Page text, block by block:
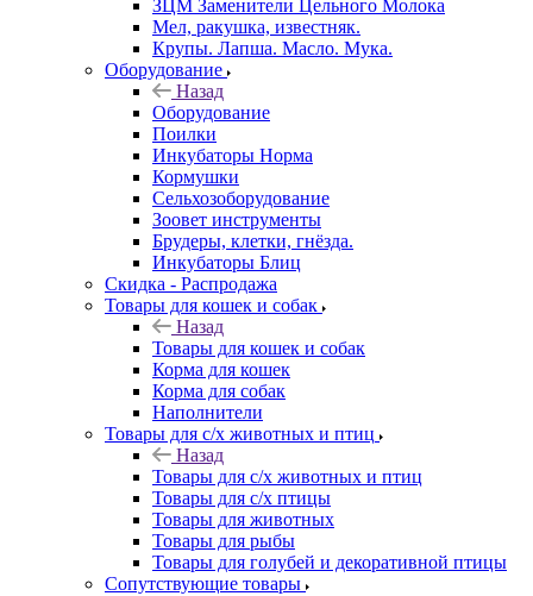
ЗЦМ Заменители Цельного Молока
Мел, ракушка, известняк.
Крупы. Лапша. Масло. Мука.
Оборудование
Назад
Оборудование
Поилки
Инкубаторы Норма
Кормушки
Сельхозоборудование
Зоовет инструменты
Брудеры, клетки, гнёзда.
Инкубаторы Блиц
Скидка - Распродажа
Товары для кошек и собак
Назад
Товары для кошек и собак
Корма для кошек
Корма для собак
Наполнители
Товары для с/х животных и птиц
Назад
Товары для с/х животных и птиц
Товары для с/х птицы
Товары для животных
Товары для рыбы
Товары для голубей и декоративной птицы
Сопутствующие товары